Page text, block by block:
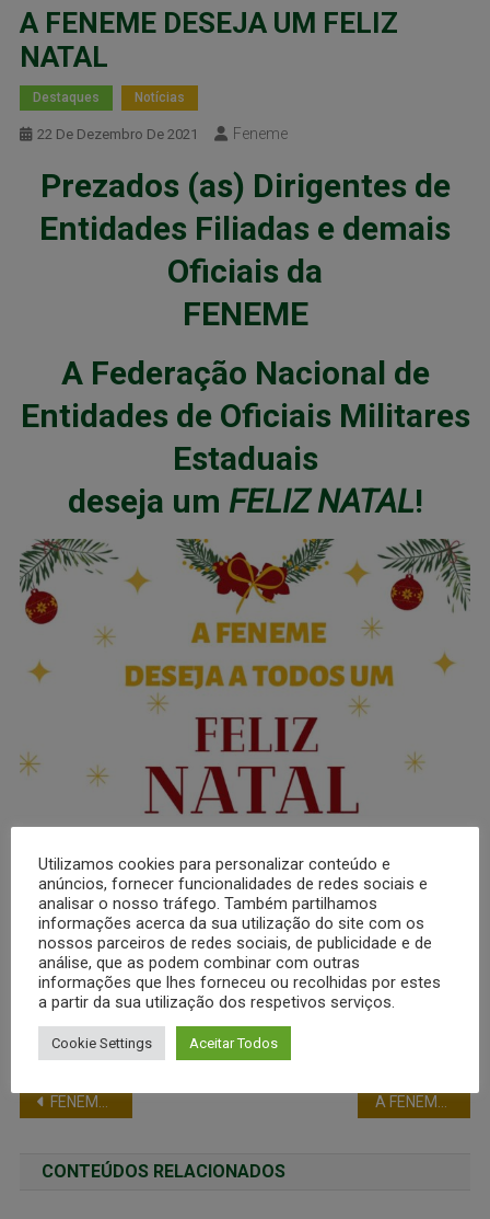
A FENEME DESEJA UM FELIZ
NATAL
Destaques Notícias
22 De Dezembro De 2021 Feneme
Prezados (as) Dirigentes de
Entidades Filiadas e demais
Oficiais da
FENEME
A Federação Nacional de
Entidades de Oficiais Militares
Estaduais
deseja um FELIZ NATAL!
DIRETORIA DA FENEME
FENEME FAZ 15 ANOS
CONTEÚDOS RELACIONADOS
Utilizamos cookies para personalizar conteúdo e
anúncios, fornecer funcionalidades de redes sociais e
analisar o nosso tráfego. Também partilhamos
informações acerca da sua utilização do site com os
nossos parceiros de redes sociais, de publicidade e de
análise, que as podem combinar com outras
informações que lhes forneceu ou recolhidas por estes
a partir da sua utilização dos respetivos serviços.
Cookie Settings Aceitar Todos